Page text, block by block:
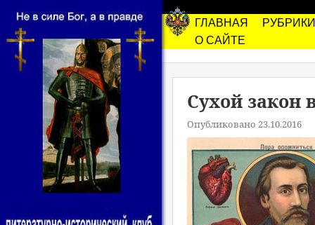
ГЛАВНАЯ
РУБРИКИ
О САЙТЕ
Сухой закон
Опубликовано 23.10.2016